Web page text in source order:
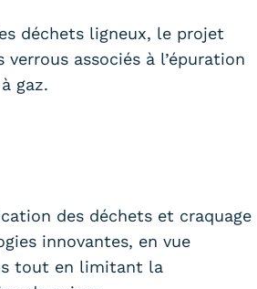
déchets ligneux, le projet
associés à l’épuration
gaz.
des déchets et craquage
innovantes, en vue
tout en limitant la